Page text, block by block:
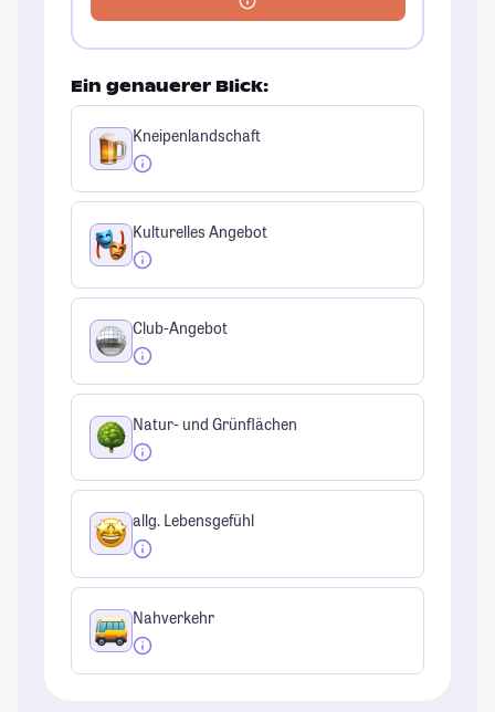
Ein genauerer Blick:
Kneipenlandschaft
Kulturelles Angebot
Club-Angebot
Natur- und Grünflächen
allg. Lebensgefühl
Nahverkehr